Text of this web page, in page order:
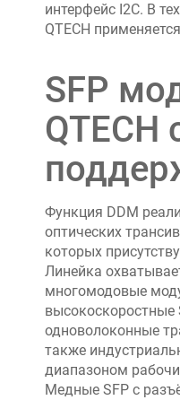
интерфейс I2C. В
QTECH
SFP
QTECH
Функция DDM
оптических
которых
Линейка
многомодовые
высокоскоростные
одноволоконные
также
диапазоном
Медные SFP с